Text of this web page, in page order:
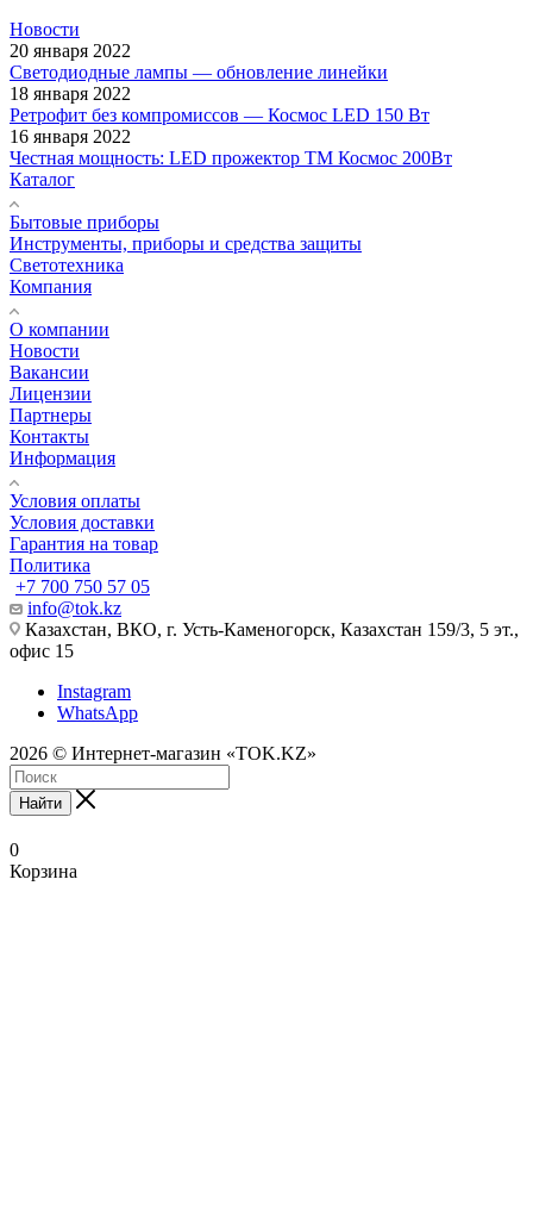
Новости
20 января 2022
Светодиодные лампы — обновление линейки
18 января 2022
Ретрофит без компромиссов — Космос LED 150 Вт
16 января 2022
Честная мощность: LED прожектор ТМ Космос 200Вт
Каталог
Бытовые приборы
Инструменты, приборы и средства защиты
Светотехника
Компания
О компании
Новости
Вакансии
Лицензии
Партнеры
Контакты
Информация
Условия оплаты
Условия доставки
Гарантия на товар
Политика
+7 700 750 57 05
info@tok.kz
Казахстан, ВКО, г. Усть-Каменогорск, Казахстан 159/3, 5 эт.,
офис 15
Instagram
WhatsApp
2026 © Интернет-магазин «TOK.KZ»
Найти
0
Корзина